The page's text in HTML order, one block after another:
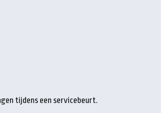
tijdens een servicebeurt.